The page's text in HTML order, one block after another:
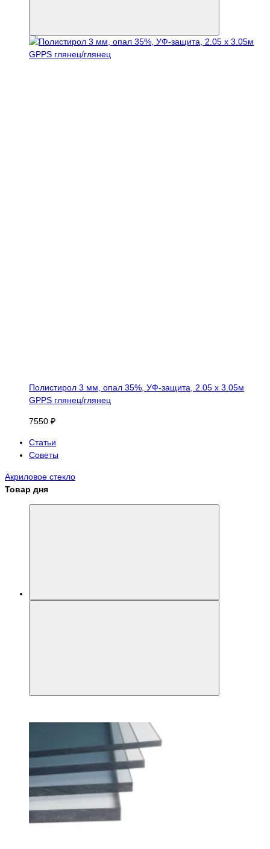
Полистирол 3 мм, опал 35%, УФ-защита, 2.05 х 3.05м
GPPS глянец/глянец
7550 ₽
Статьи
Советы
Акриловое стекло
Товар дня